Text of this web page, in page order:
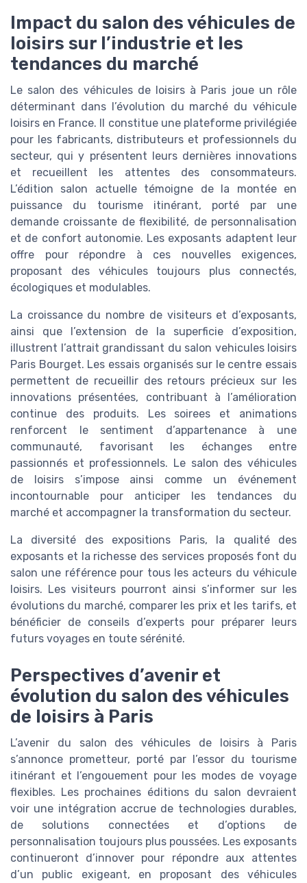
Impact du salon des véhicules de
loisirs sur l’industrie et les
tendances du marché
Le salon des véhicules de loisirs à Paris joue un rôle
déterminant dans l’évolution du marché du véhicule
loisirs en France. Il constitue une plateforme privilégiée
pour les fabricants, distributeurs et professionnels du
secteur, qui y présentent leurs dernières innovations
et recueillent les attentes des consommateurs.
L’édition salon actuelle témoigne de la montée en
puissance du tourisme itinérant, porté par une
demande croissante de flexibilité, de personnalisation
et de confort autonomie. Les exposants adaptent leur
offre pour répondre à ces nouvelles exigences,
proposant des véhicules toujours plus connectés,
écologiques et modulables.
La croissance du nombre de visiteurs et d’exposants,
ainsi que l’extension de la superficie d’exposition,
illustrent l’attrait grandissant du salon vehicules loisirs
Paris Bourget. Les essais organisés sur le centre essais
permettent de recueillir des retours précieux sur les
innovations présentées, contribuant à l’amélioration
continue des produits. Les soirees et animations
renforcent le sentiment d’appartenance à une
communauté, favorisant les échanges entre
passionnés et professionnels. Le salon des véhicules
de loisirs s’impose ainsi comme un événement
incontournable pour anticiper les tendances du
marché et accompagner la transformation du secteur.
La diversité des expositions Paris, la qualité des
exposants et la richesse des services proposés font du
salon une référence pour tous les acteurs du véhicule
loisirs. Les visiteurs pourront ainsi s’informer sur les
évolutions du marché, comparer les prix et les tarifs, et
bénéficier de conseils d’experts pour préparer leurs
futurs voyages en toute sérénité.
Perspectives d’avenir et
évolution du salon des véhicules
de loisirs à Paris
L’avenir du salon des véhicules de loisirs à Paris
s’annonce prometteur, porté par l’essor du tourisme
itinérant et l’engouement pour les modes de voyage
flexibles. Les prochaines éditions du salon devraient
voir une intégration accrue de technologies durables,
de solutions connectées et d’options de
personnalisation toujours plus poussées. Les exposants
continueront d’innover pour répondre aux attentes
d’un public exigeant, en proposant des véhicules